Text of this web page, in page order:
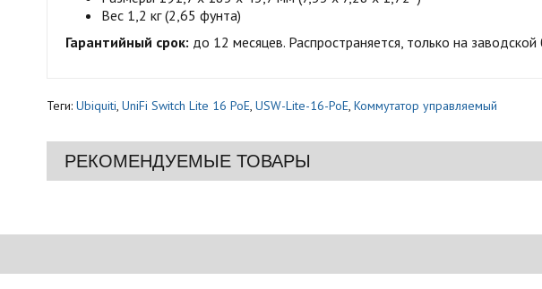
Вес 1,2 кг (2,65 фунта)
Гарантийный срок: до 12 месяцев. Распространяется, только на заводской
Теги: Ubiquiti, UniFi Switch Lite 16 PoE, USW-Lite-16-PoE, Коммутатор управляемый
РЕКОМЕНДУЕМЫЕ ТОВАРЫ